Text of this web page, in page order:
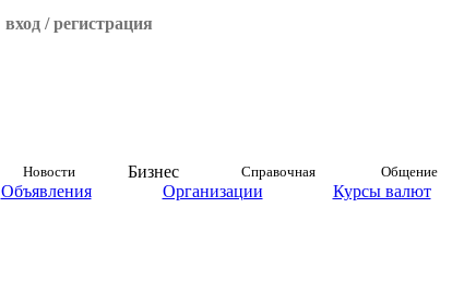
вход / регистрация
Новости Бизнес Справочная Общение
Объявления Организации Курсы валют